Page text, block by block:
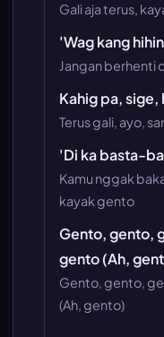
Gali aja terus,
'Wag kang
Jangan berhenti
Kahig pa,
Terus gali, ayo,
'Di ka basta-
Kamu nggak
kayak gento
Gento, gento,
gento (Ah,
Gento, gento,
(Ah, gento)